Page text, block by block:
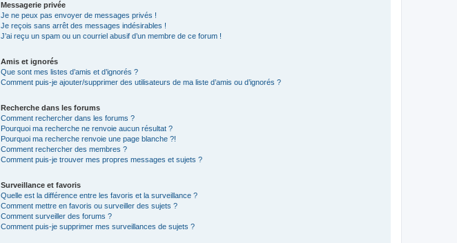
Messagerie privée
Je ne peux pas envoyer de messages privés !
Je reçois sans arrêt des messages indésirables !
J’ai reçu un spam ou un courriel abusif d’un membre de ce forum !
Amis et ignorés
Que sont mes listes d’amis et d’ignorés ?
Comment puis-je ajouter/supprimer des utilisateurs de ma liste d’amis ou d’ignorés ?
Recherche dans les forums
Comment rechercher dans les forums ?
Pourquoi ma recherche ne renvoie aucun résultat ?
Pourquoi ma recherche renvoie une page blanche ?!
Comment rechercher des membres ?
Comment puis-je trouver mes propres messages et sujets ?
Surveillance et favoris
Quelle est la différence entre les favoris et la surveillance ?
Comment mettre en favoris ou surveiller des sujets ?
Comment surveiller des forums ?
Comment puis-je supprimer mes surveillances de sujets ?